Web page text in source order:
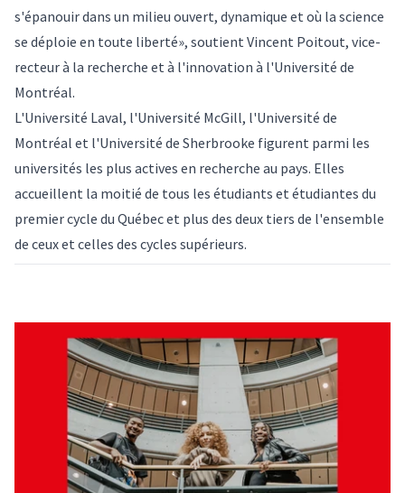
s'épanouir dans un milieu ouvert, dynamique et où la science
se déploie en toute liberté», soutient Vincent Poitout, vice-
recteur à la recherche et à l'innovation à l'Université de
Montréal.
L'Université Laval, l'Université McGill, l'Université de
Montréal et l'Université de Sherbrooke figurent parmi les
universités les plus actives en recherche au pays. Elles
accueillent la moitié de tous les étudiants et étudiantes du
premier cycle du Québec et plus des deux tiers de l'ensemble
de ceux et celles des cycles supérieurs.